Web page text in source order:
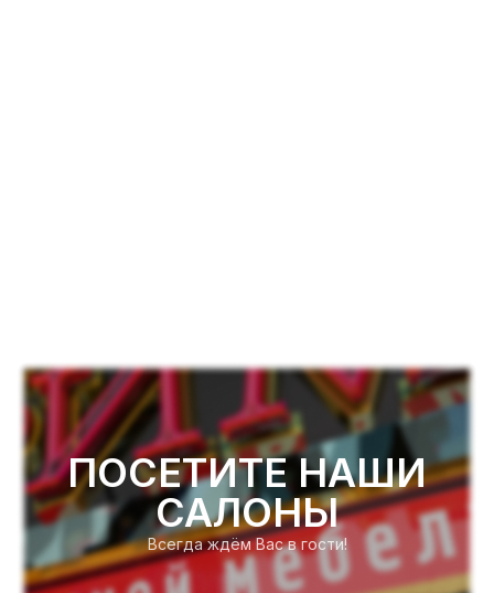
ПОСЕТИТЕ НАШИ
САЛОНЫ
Всегда ждём Вас в гости!